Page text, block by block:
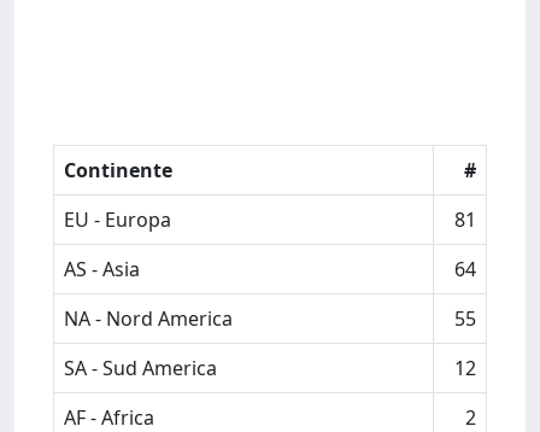
Continente
#
EU - Europa
81
AS - Asia
64
NA - Nord America
55
SA - Sud America
12
AF - Africa
2